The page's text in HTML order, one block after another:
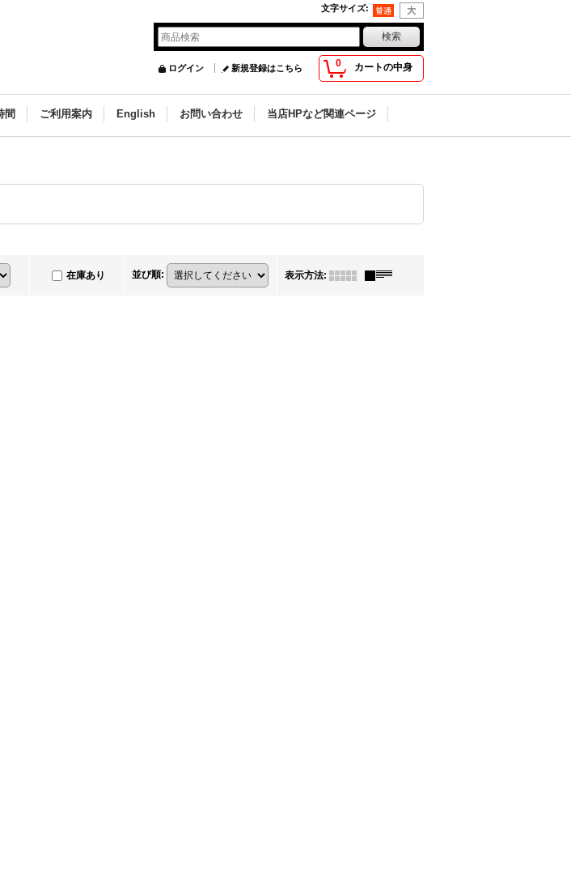
文字サイズ:
0 カートの中身
ログイン 新規登録はこちら
間 ご利用案内 English お問い合わせ 当店HPなど関連ページ
在庫あり 並び順: 表示方法: